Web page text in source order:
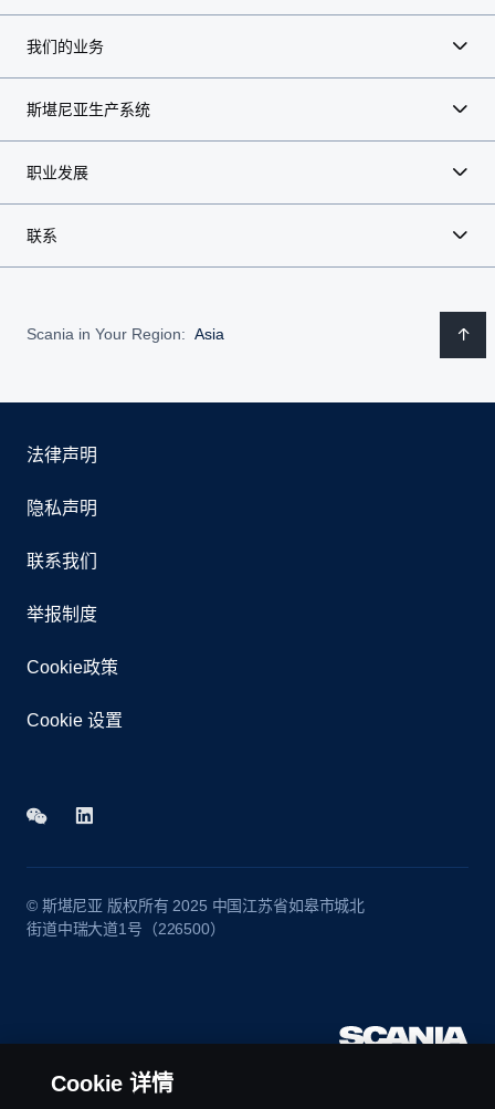
我们的业务
斯堪尼亚生产系统
职业发展
联系
Scania in Your Region: Asia
法律声明
隐私声明
联系我们
举报制度
Cookie政策
Cookie 设置
© 斯堪尼亚 版权所有 2025 中国江苏省如皋市城北
街道中瑞大道1号（226500）
Cookie 详情